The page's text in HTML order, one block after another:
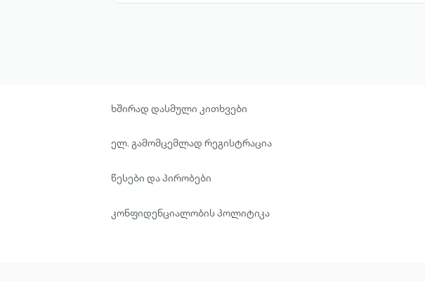
ხშირად დასმული კითხვები
ელ. გამომცემლად რეგისტრაცია
წესები და პირობები
კონფიდენციალობის პოლიტიკა